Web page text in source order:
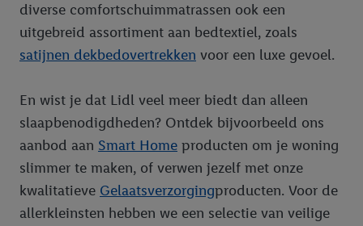
diverse comfortschuimmatrassen ook een
uitgebreid assortiment aan bedtextiel, zoals
satijnen dekbedovertrekken voor een luxe gevoel.
En wist je dat Lidl veel meer biedt dan alleen
slaapbenodigdheden? Ontdek bijvoorbeeld ons
aanbod aan Smart Home producten om je woning
slimmer te maken, of verwen jezelf met onze
kwalitatieve Gelaatsverzorgingproducten. Voor de
allerkleinsten hebben we een selectie van veilige